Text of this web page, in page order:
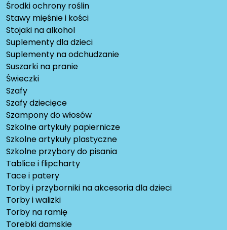
Środki ochrony roślin
Stawy mięśnie i kości
Stojaki na alkohol
Suplementy dla dzieci
Suplementy na odchudzanie
Suszarki na pranie
Świeczki
Szafy
Szafy dziecięce
Szampony do włosów
Szkolne artykuły papiernicze
Szkolne artykuły plastyczne
Szkolne przybory do pisania
Tablice i flipcharty
Tace i patery
Torby i przyborniki na akcesoria dla dzieci
Torby i walizki
Torby na ramię
Torebki damskie